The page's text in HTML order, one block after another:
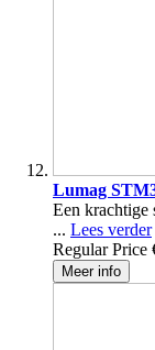
Lumag
Een krachtige
... Lees verder
Regular Price
Meer info